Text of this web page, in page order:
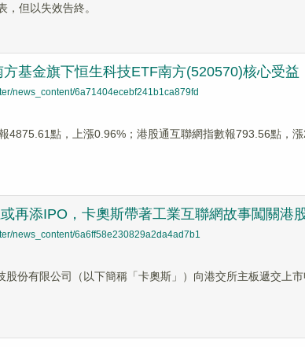
，但以失效告終。
基金旗下恒生科技ETF南方(520570)核心受益
news_content/6a71404ecebf241b1ca879fd
4875.61點，上漲0.96%；港股通互聯網指數報793.56點，
或再添IPO，卡奧斯帶著工業互聯網故事闖關港
news_content/6a6ff58e230829a2da4ad7b1
股份有限公司（以下簡稱「卡奧斯」）向港交所主板遞交